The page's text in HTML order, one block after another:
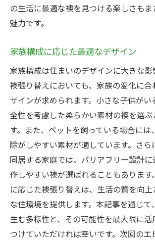
の生活に最適な襖を見つける楽しさも
魅力です。
家族構成に応じた最適なデザイン
家族構成は住まいのデザインに大きな影
襖張り替えにおいても、家族の変化に
ザインが求められます。小さな子供がい
全性を考慮した柔らかい素材の襖を選
す。また、ペットを飼っている場合には
除がしやすい素材が適しています。さら
同居する家庭では、バリアフリー設計
作しやすい襖が選ばれることもあります
に応じた襖張り替えは、生活の質を向
な住環境を提供します。本記事を通じて
生む多様性と、その可能性を最大限に
つけていただければ幸いです。次回のエ